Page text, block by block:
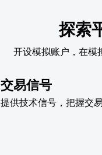
探索
开设模拟账户，在模
交易信号
提供技术信号，把握交